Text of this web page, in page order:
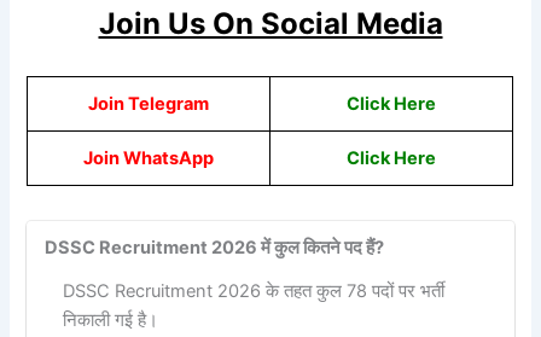
Join Us On Social Media
Join Telegram Click Here
Join WhatsApp ClickHere
DSSC Recruitment 2026 में कुल कितने पद हैं?
DSSC Recruitment 2026 के तहत कुल 78 पदों पर भर्ती
निकाली गई है।